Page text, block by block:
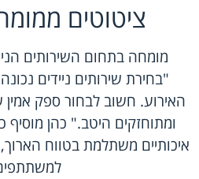
ציטוטים
מומחה בתחום השירותים
"בחירת שירותים ניידים
האירוע. חשוב לבחור ספק אמין
ומתוחזקים היטב." כהן
איכותיים משתלמת בטווח